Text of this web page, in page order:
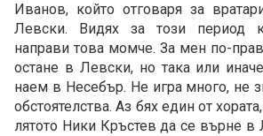
Иванов, който отговаря за
Левски. Видях за този период
направи това момче. За мен по-
остане в Левски, но така или
наем в Несебър. Не игра много, не
обстоятелства. Аз бях един от
лятото Ники Кръстев да се върне в